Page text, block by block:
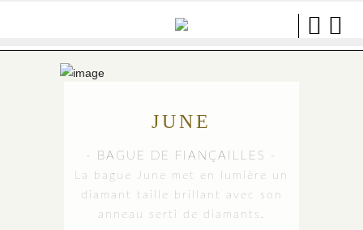
JUNE
- BAGUE DE FIANÇAILLES -
La bague June met en lumière un
diamant taille brillant avec son
anneau serti de diamants.